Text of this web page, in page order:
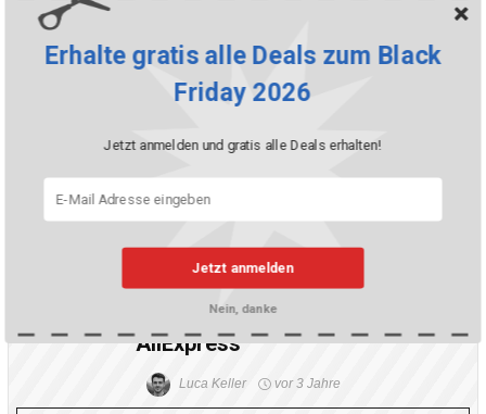
WEITERLESEN
Bis zu 80% Rabatt bei
AliExpress
Luca Keller
Top Deals bei
AliExpress
Luca Keller vor 3 Jahre
Jetzt anmelden
Erhalte gratis alle Deals zum Black
Friday 2026
Jetzt anmelden und gratis alle Deals erhalten!
Nein, danke